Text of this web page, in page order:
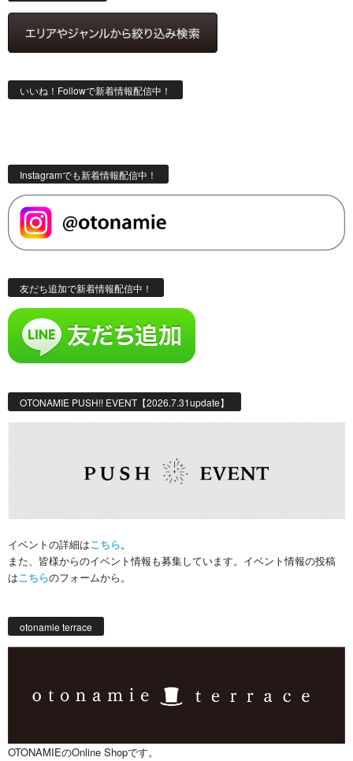
いいね！Followで新着情報配信中！
Instagramでも新着情報配信中！
友だち追加で新着情報配信中！
OTONAMIE PUSH!! EVENT【2026.7.31update】
イベントの詳細はこちら。
また、皆様からのイベント情報も募集しています。イベント情報の投稿
はこちらのフォームから。
otonamie terrace
OTONAMIEのOnline Shopです。